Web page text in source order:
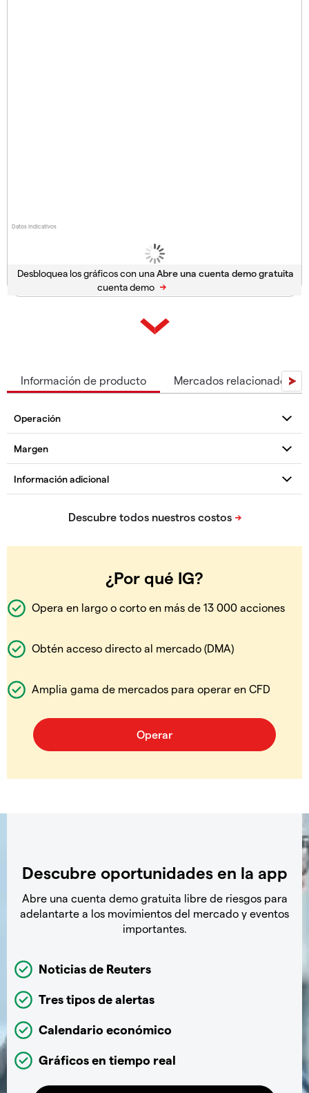
Datos indicativos
Desbloquea los gráficos con una
cuenta demo
Información de producto Mercados relacionados
¿Por qué IG?
Opera en largo o corto en más de 13 000 acciones
Obtén acceso directo al mercado (DMA)
Amplia gama de mercados para operar en CFD
Descubre oportunidades en la app
Abre una cuenta demo gratuita libre de riesgos para
adelantarte a los movimientos del mercado y eventos
importantes.
Noticias de Reuters
Tres tipos de alertas
Calendario económico
Gráficos en tiempo real